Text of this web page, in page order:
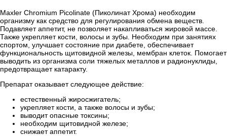
Maxler Chromium Picolinate (Пиколинат Хрома) необходим
организму как средство для регулирования обмена веществ.
Подавляет аппетит, не позволяет накапливаться жировой массе.
Также укрепляет кости, волосы и зубы. Необходим при занятиях
спортом, улучшает состояние при диабете, обеспечивает
функциональность щитовидной железы, мембран клеток. Помогает
выводить из организма соли тяжелых металлов и радионуклиды,
предотвращает катаракту.
Препарат оказывает следующее действие:
естественный жиросжигатель;
укрепляет кости, а также волосы и зубы;
выводит опасные токсины;
необходим щитовидной железе;
снижает аппетит.